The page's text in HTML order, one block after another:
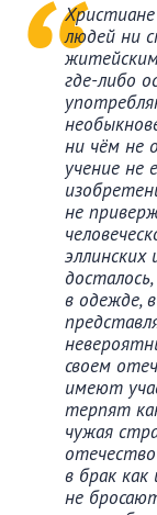
людей ни
где-либо
ни чём не
учение не
не
эллинских
в одежде,
своем
имеют
терпят
чужая
в брак
не